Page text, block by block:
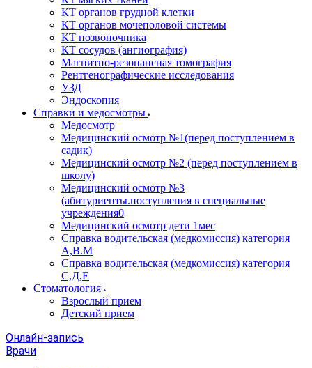
КТ органов грудной клетки
КТ органов мочеполовой системы
КТ позвоночника
КТ сосудов (ангиография)
Магнитно-резонансная томография
Рентгенографические исследования
УЗД
Эндоскопия
Справки и медосмотры
Медосмотр
Медицинский осмотр №1(перед поступлением в
садик)
Медицинский осмотр №2 (перед поступлением в
школу)
Медицинский осмотр №3
(абитуриенты.поступления в специальные
учреждения0
Медицинский осмотр дети 1мес
Справка водительская (медкомиссия) категория
А,В.М
Справка водительская (медкомиссия) категория
С,Д,Е
Стоматология
Взрослый прием
Детский прием
Онлайн-запись
Врачи